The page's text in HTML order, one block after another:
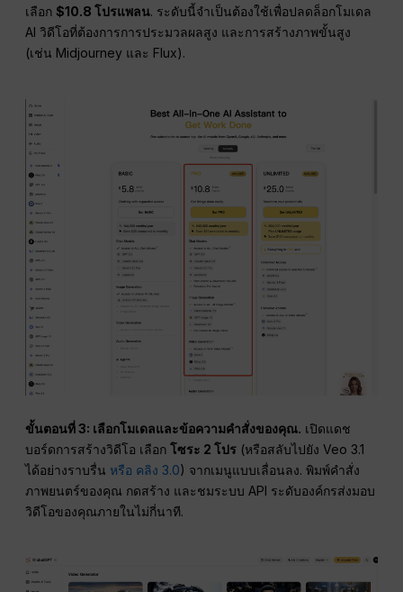
เลือก$10.8 โปรแพลน. ระดับนี้จำเป็นต้องใช้เพื่อปลดล็อกโมเดล
AI วิดีโอที่ต้องการการประมวลผลสูง และการสร้างภาพขั้นสูง
(เช่น Midjourney และ Flux).
ขั้นตอนที่ 3: เลือกโมเดลและข้อความคำสั่งของคุณ. เปิดแดช
บอร์ดการสร้างวิดีโอ เลือกโซระ 2 โปร (หรือสลับไปยัง Veo 3.1
ได้อย่างราบรื่น หรือ คลิง 3.0) จากเมนูแบบเลื่อนลง. พิมพ์คำสั่ง
ภาพยนตร์ของคุณ กดสร้าง และชมระบบ API ระดับองค์กรส่งมอบ
วิดีโอของคุณภายในไม่กี่นาที.